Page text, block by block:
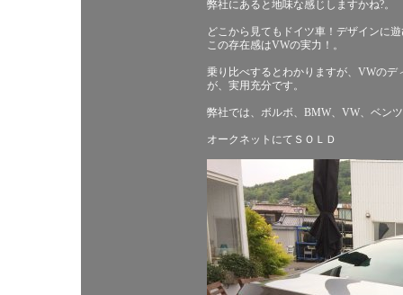
弊社にあると地味な感じしますかね?。
どこから見てもドイツ車！デザインに
この存在感はVWの実力！。
乗り比べするとわかりますが、VWの
が、実用充分です。
弊社では、ボルボ、BMW、VW、ベン
オークネットにてＳＯＬＤ